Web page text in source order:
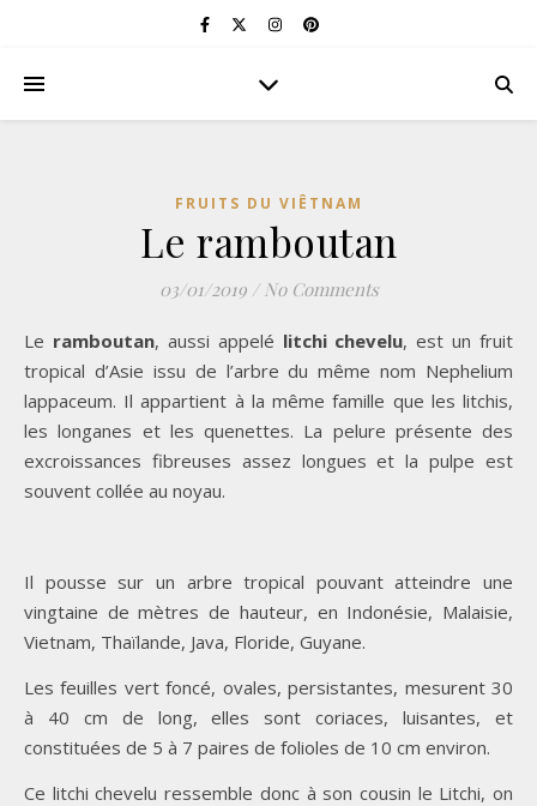
FRUITS DU VIÊTNAM
Le ramboutan
03/01/2019 / No Comments
Le ramboutan, aussi appelé litchi chevelu, est un fruit
tropical d’Asie issu de l’arbre du même nom Nephelium
lappaceum. Il appartient à la même famille que les litchis,
les longanes et les quenettes. La pelure présente des
excroissances fibreuses assez longues et la pulpe est
souvent collée au noyau.
Il pousse sur un arbre tropical pouvant atteindre une
vingtaine de mètres de hauteur, en Indonésie, Malaisie,
Vietnam, Thaïlande, Java, Floride, Guyane.
Les feuilles vert foncé, ovales, persistantes, mesurent 30
à 40 cm de long, elles sont coriaces, luisantes, et
constituées de 5 à 7 paires de folioles de 10 cm environ.
Ce litchi chevelu ressemble donc à son cousin le Litchi, on